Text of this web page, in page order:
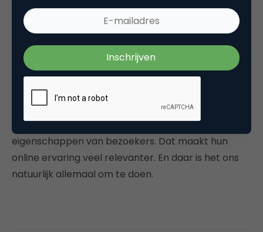
welk product een bezoeker is geïnteresseerd.
In de startblokken
Na deze drie stappen beschik je over profielen met
relevante profielvelden, die op zuivere wijze zijn
gevuld met data. Je staat nu dus in de startblokken
om je content af te stemmen op individuele
eigenschappen van bezoekers. Dat maakt hun
online ervaring veel relevanter. En daar is het ons
natuurlijk allemaal om te doen.